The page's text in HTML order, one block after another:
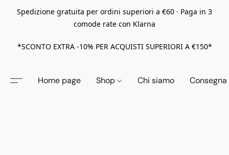
Spedizione gratuita per ordini superiori a €60 · Paga in 3
comode rate con Klarna
*SCONTO EXTRA -10% PER ACQUISTI SUPERIORI A €150*
Home page Shop Chi siamo Consegna